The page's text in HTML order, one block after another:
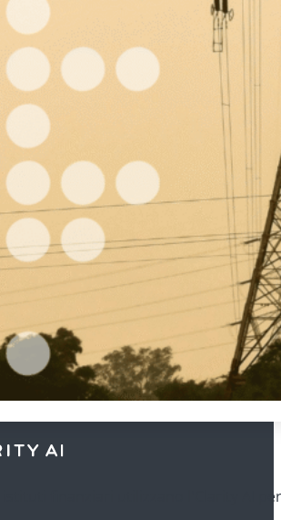
istituti finanziari utilizzano l'Clarity AI